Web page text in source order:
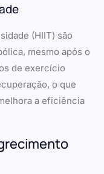
(HIIT) são
mesmo após o
de exercício
o que
a eficiência